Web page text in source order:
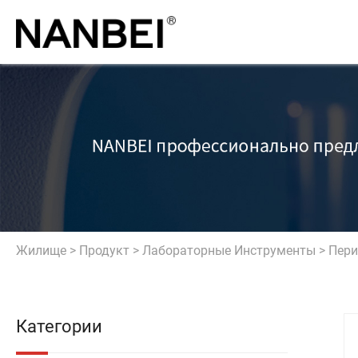
Жилище > Продукт > Лабораторные Инструменты >
Категории